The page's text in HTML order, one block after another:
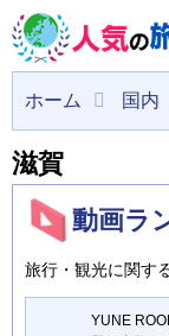
ホーム 国内
滋賀
動画ラ
旅行・観光に関す
YUNE